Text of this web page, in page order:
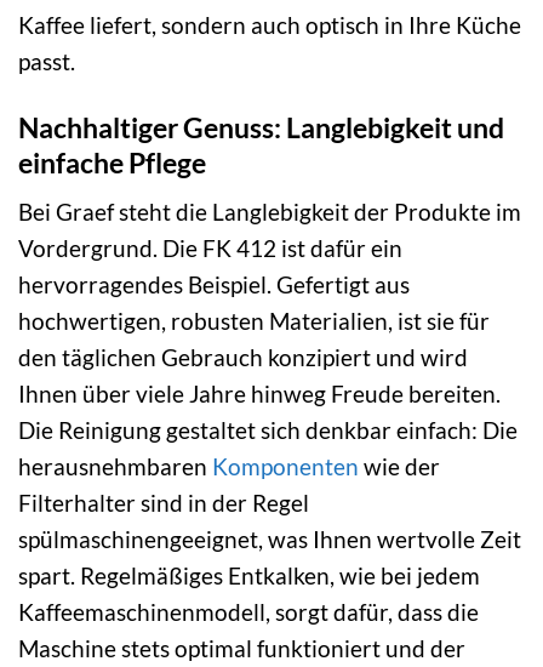
Kaffee liefert, sondern auch optisch in Ihre Küche
passt.
Nachhaltiger Genuss: Langlebigkeit und
einfache Pflege
Bei Graef steht die Langlebigkeit der Produkte im
Vordergrund. Die FK 412 ist dafür ein
hervorragendes Beispiel. Gefertigt aus
hochwertigen, robusten Materialien, ist sie für
den täglichen Gebrauch konzipiert und wird
Ihnen über viele Jahre hinweg Freude bereiten.
Die Reinigung gestaltet sich denkbar einfach: Die
herausnehmbaren Komponenten wie der
Filterhalter sind in der Regel
spülmaschinengeeignet, was Ihnen wertvolle Zeit
spart. Regelmäßiges Entkalken, wie bei jedem
Kaffeemaschinenmodell, sorgt dafür, dass die
Maschine stets optimal funktioniert und der